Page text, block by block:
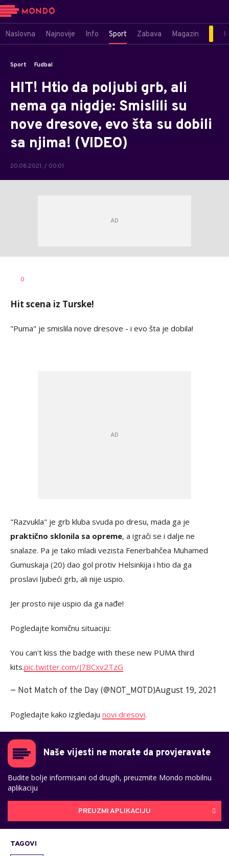
Naslovna Najnovije Info Sport Zabava Magazin
Sport Fudbal
HIT! Htio da poljubi grb, ali
nema ga nigdje: Smislili su
nove dresove, evo šta su dobili
sa njima! (VIDEO)
20.08.2021. / 00:01
0
Hit scena iz Turske!
"Puma" je smislila nove dresove - i evo šta je dobila!
"Razvukla" je grb kluba svuda po dresu, mada ga je
praktično sklonila sa opreme, a igrači se i dalje ne
snalaze. Pa je tako mladi vezista Fenerbahčea Muhamed
Gumuskaja (20) dao gol protiv Helsinkija i htio da ga
proslavi ljubeći grb, ali nije uspio.
Jer prosto nije uspio da ga nađe!
Pogledajte komičnu situaciju:
You can't kiss the badge with these new PUMA third
kits.pic.twitter.com/J7BCxv2TzG
— Not Match of the Day (@NOT_MOTD)August 19, 2021
Pogledajte kako izgledaju novi dresovi.
Naše vijesti ne morate da provjeravate
Budite bolje informisani od drugih, preuzmite Mondo mobilnu
aplikaciju
PREUZMI APLIKACIJU
TAGOVI